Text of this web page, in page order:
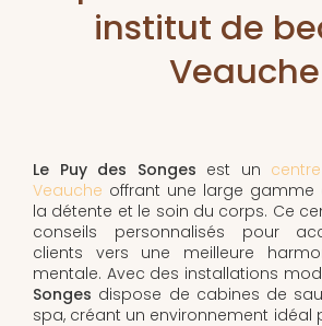
institut de
Veauche
Le Puy des Songes est un
Veauche offrant une large gamme
la détente et le soin du corps. Ce
conseils personnalisés pour
clients vers une meilleure
mentale. Avec des installations
Songes dispose de cabines de
spa, créant un environnement idéal